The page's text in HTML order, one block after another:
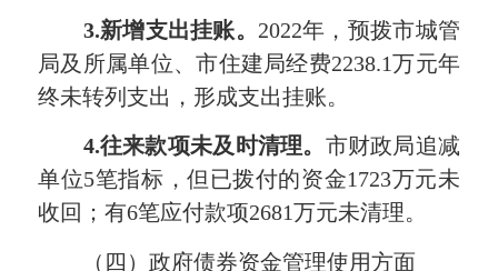
3.新增支出挂账。 2022年，预拨市城管
局及所属单位、市住建局经费2238.1万元年
终未转列支出，形成支出挂账。
4.往来款项未及时清理。 市财政局追减
单位5笔指标，但已拨付的资金1723万元未
收回；有6笔应付款项2681万元未清理。
（四）政府债券资金管理使用方面